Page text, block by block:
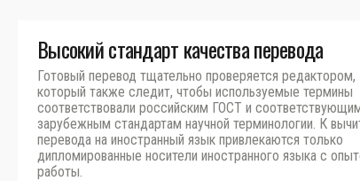
Высокий стандарт качества перевода
Готовый перевод тщательно проверяется редактором,
который также следит, чтобы используемые термины
соответствовали российским ГОСТ и
зарубежным стандартам научной терминологии. К
перевода на иностранный язык привлекаются только
дипломированные носители иностранного языка с
работы.